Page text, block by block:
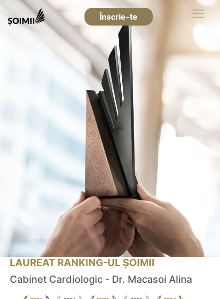
Înscrie-te
LAUREAT RANKING-UL ȘOIMII
Cabinet Cardiologic - Dr. Macasoi Alina